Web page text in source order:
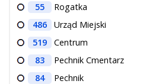
55
Rogatka
486
Urząd Miejski
519
Centrum
83
Pechnik Cmentarz
84
Pechnik